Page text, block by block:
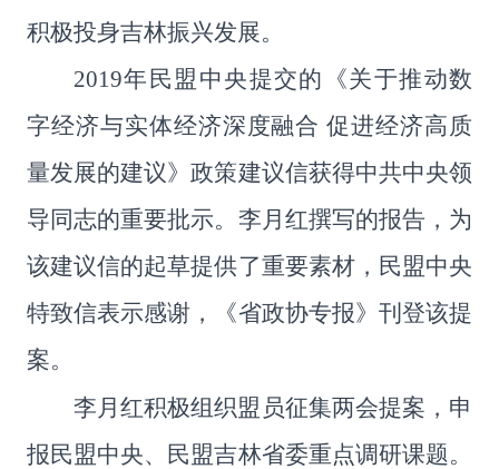
积极投身吉林振兴发展。
2019年民盟中央提交的《关于推动数
字经济与实体经济深度融合 促进经济高质
量发展的建议》政策建议信获得中共中央领
导同志的重要批示。李月红撰写的报告，为
该建议信的起草提供了重要素材，民盟中央
特致信表示感谢，《省政协专报》刊登该提
案。
李月红积极组织盟员征集两会提案，申
报民盟中央、民盟吉林省委重点调研课题。